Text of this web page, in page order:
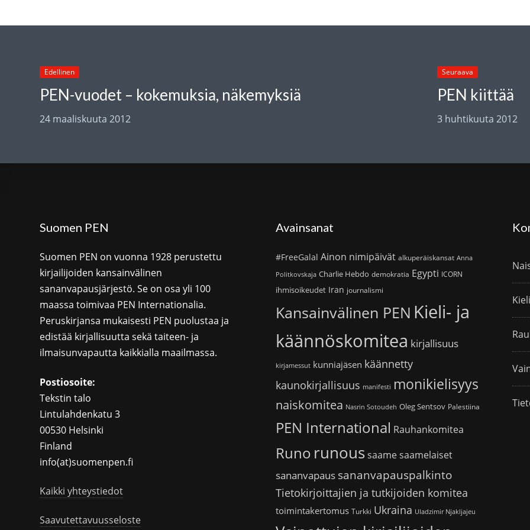
Edellinen
PEN-vuodet – kokemuksia, näkemyksiä
24 maaliskuuta 2012
Seuraava
PEN kiittää
3 huhtikuuta 2012
Suomen PEN
Suomen PEN on vuonna 1928 perustettu
kirjailijoiden kansainvälinen
sananvapausjärjestö. Se on osa yli 100
maassa toimivaa PEN Internationalia.
Peruskirjansa mukaisesti PEN puolustaa ja
edistää kirjallisuutta sekä taiteen- ja
ilmaisunvapautta kaikkialla maailmassa.
Postiosoite:
Tekstin talo
Lintulahdenkatu 3
00530 Helsinki
Finland
info(at)suomenpen.fi
Kaikki yhteystiedot
Saavutettavuusseloste
Avainsanat
#FreeGalal Ainon nimipäivät alkuperäiskansat Anna
Politkovskaja Charlie Hebdo demokratia Egypti ICORN
ihmisoikeudet Iran journalismi
Kansainvälinen PEN Kieli- ja
käännöskomitea kirjallisuus
kirjamessut kunniajäsen käännetty
kaunokirjallisuus manifesti monikielisyys
naiskomitea Nasrin Sotoudeh Oleg Sentsov Palestiina
PEN International Rauhankomitea
Runo runoussaamesaamelaiset
sananvapaus sananvapauspalkinto
Tietokirjoittajien ja tutkijoiden komitea
toimintakertomus Turkki Ukraina Uladzimir Njakljajeu